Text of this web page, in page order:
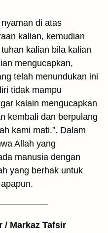
di atas
kalian, kemudian
kalian bila kalian
mengucapkan,
telah menundukan ini
tidak mampu
kalain mengucapkan
kembali dan berpulang
kami mati.”. Dalam
Allah yang
manusia dengan
yang berhak untuk
/ Markaz Tafsir